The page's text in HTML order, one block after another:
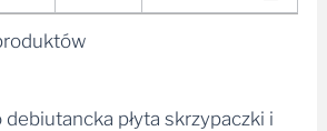
płyta skrzypaczki i